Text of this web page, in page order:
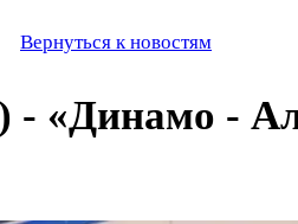
Вернуться к новостям
- «Динамо -